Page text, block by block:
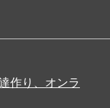
作り、オンラ